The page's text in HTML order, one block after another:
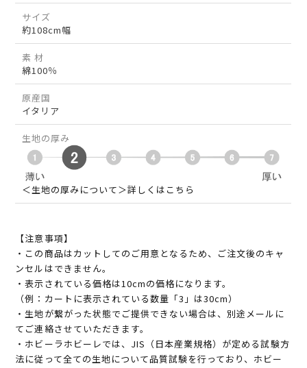
サイズ
約108cm幅
素 材
綿100％
原産国
イタリア
生地の厚み
＜生地の厚みについて＞詳しくはこちら
【注意事項】
・この商品はカットしてのご用意となるため、ご注文後のキャ
ンセルはできません。
・表示されている価格は10cmの価格になります。
（例：カートに表示されている数量「3」は30cm）
・生地が繋がった状態でご提供できない場合は、別途メールに
てご連絡させていただきます。
・ホビーラホビーレでは、JIS（日本産業規格）が定める試験方
法に従って全ての生地について品質試験を行っており、ホビー